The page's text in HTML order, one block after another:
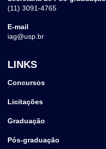
(11) 3091-4765
E-mail
iag@usp.br
LINKS
Concursos
Licitações
Graduação
Pós-graduação